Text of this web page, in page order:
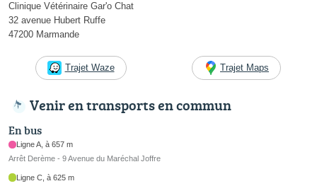
Clinique Vétérinaire Gar'o Chat
32 avenue Hubert Ruffe
47200 Marmande
Trajet Waze Trajet Maps
Venir en transports en commun
En bus
Ligne A, à 657 m
Arrêt Derème - 9 Avenue du Maréchal Joffre
Ligne C, à 625 m